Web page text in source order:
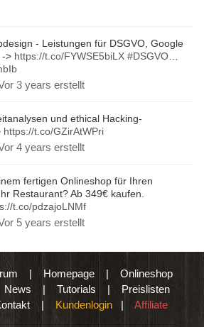
- Leistungen für DSGVO, Google
-> https://t.co/FYWSE5biLX #DSGVO
3 years erstellt
und ethical Hacking-
https://t.co/GZirAtWPri
4 years erstellt
fertigen Onlineshop für Ihren
Restaurant? Ab 349€ kaufen.
t.co/pdzajoLNMf
5 years erstellt
| Homepage| Onlineshop
News | Tutorials | Preislisten
| Kundenlogin | Affiliate